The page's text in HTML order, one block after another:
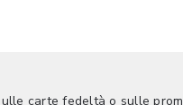
carte fedeltà o sulle